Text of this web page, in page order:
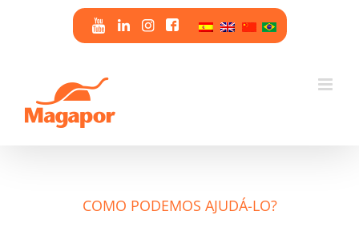
COMO PODEMOS AJUDÁ-LO?